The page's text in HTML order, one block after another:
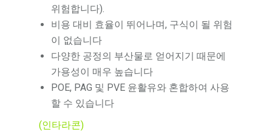
위험합니다).
비용 대비 효율이 뛰어나며, 구식이 될 위험
이 없습니다
다양한 공정의 부산물로 얻어지기 때문에
가용성이 매우 높습니다
POE, PAG 및 PVE 윤활유와 혼합하여 사용
할 수 있습니다
(인타라콘)